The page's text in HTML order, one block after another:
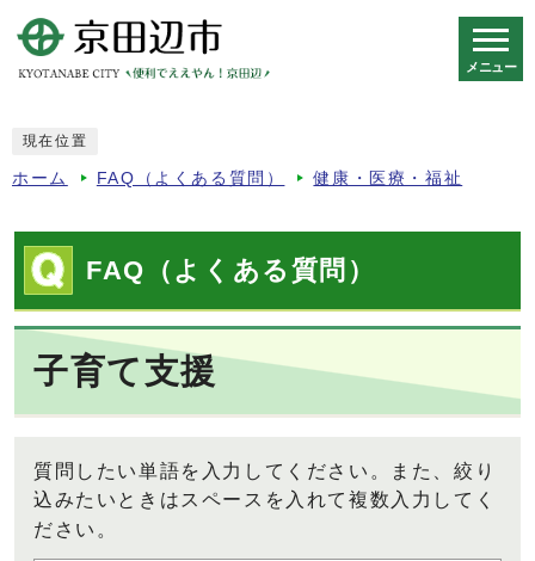
メニュー
現在位置
ホーム FAQ（よくある質問） 健康・医療・福祉
FAQ（よくある質問）
子育て支援
質問したい単語を入力してください。また、絞り
込みたいときはスペースを入れて複数入力してく
ださい。